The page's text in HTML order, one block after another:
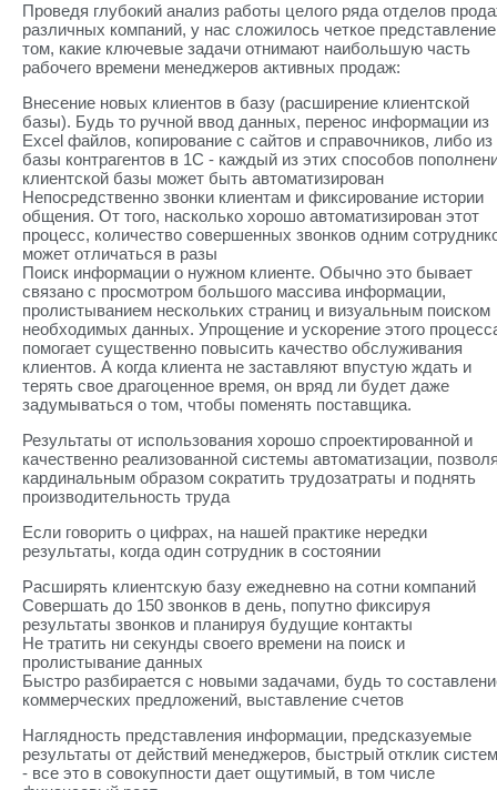
Проведя глубокий анализ работы целого ряда отделов
различных компаний, у нас сложилось четкое
том, какие ключевые задачи отнимают наибольшую часть
рабочего времени менеджеров активных продаж:
Внесение новых клиентов в базу (расширение клиентской
базы). Будь то ручной ввод данных, перенос информации из
Excel файлов, копирование с сайтов и справочников, либо из
базы контрагентов в 1С - каждый из этих способов
клиентской базы может быть автоматизирован
Непосредственно звонки клиентам и фиксирование истории
общения. От того, насколько хорошо автоматизирован этот
процесс, количество совершенных звонков одним
может отличаться в разы
Поиск информации о нужном клиенте. Обычно это бывает
связано с просмотром большого массива информации,
пролистыванием нескольких страниц и визуальным поиском
необходимых данных. Упрощение и ускорение этого
помогает существенно повысить качество обслуживания
клиентов. А когда клиента не заставляют впустую ждать и
терять свое драгоценное время, он вряд ли будет даже
задумываться о том, чтобы поменять поставщика.
Результаты от использования хорошо спроектированной и
качественно реализованной системы автоматизации,
кардинальным образом сократить трудозатраты и поднять
производительность труда
Если говорить о цифрах, на нашей практике нередки
результаты, когда один сотрудник в состоянии
Расширять клиентскую базу ежедневно на сотни компаний
Совершать до 150 звонков в день, попутно фиксируя
результаты звонков и планируя будущие контакты
Не тратить ни секунды своего времени на поиск и
пролистывание данных
Быстро разбирается с новыми задачами, будь то
коммерческих предложений, выставление счетов
Наглядность представления информации, предсказуемые
результаты от действий менеджеров, быстрый отклик
- все это в совокупности дает ощутимый, в том числе